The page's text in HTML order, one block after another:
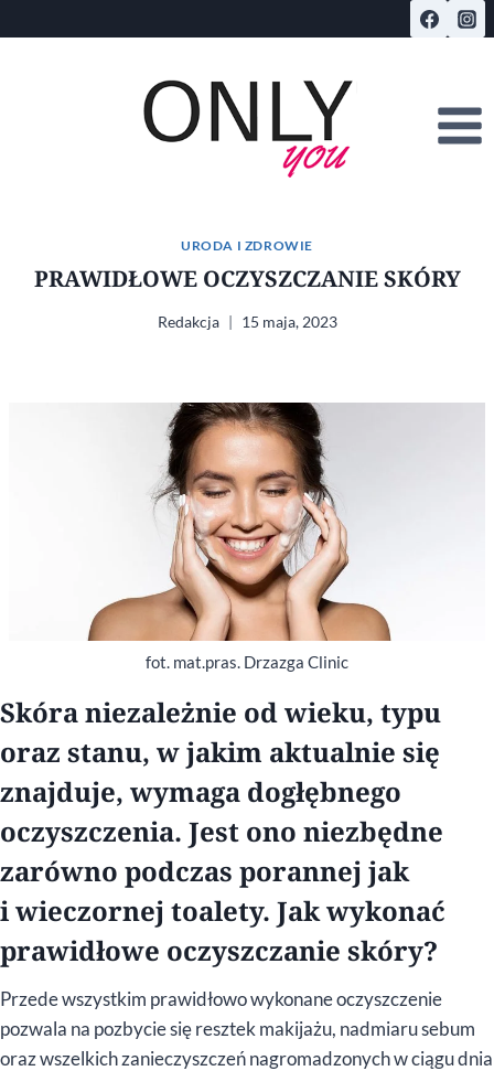
do
URODA I ZDROWIE
PRAWIDŁOWE OCZYSZCZANIE SKÓRY
Redakcja 15 maja, 2023
fot. mat.pras. Drzazga Clinic
Skóra niezależnie od wieku, typu
oraz stanu, w jakim aktualnie się
znajduje, wymaga dogłębnego
oczyszczenia. Jest ono niezbędne
zarówno podczas porannej jak
i wieczornej toalety. Jak wykonać
prawidłowe oczyszczanie skóry?
Przede wszystkim prawidłowo wykonane oczyszczenie
pozwala na pozbycie się resztek makijażu, nadmiaru sebum
oraz wszelkich zanieczyszczeń nagromadzonych w ciągu dnia